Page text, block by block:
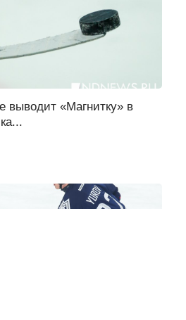
выводит «Магнитку» в